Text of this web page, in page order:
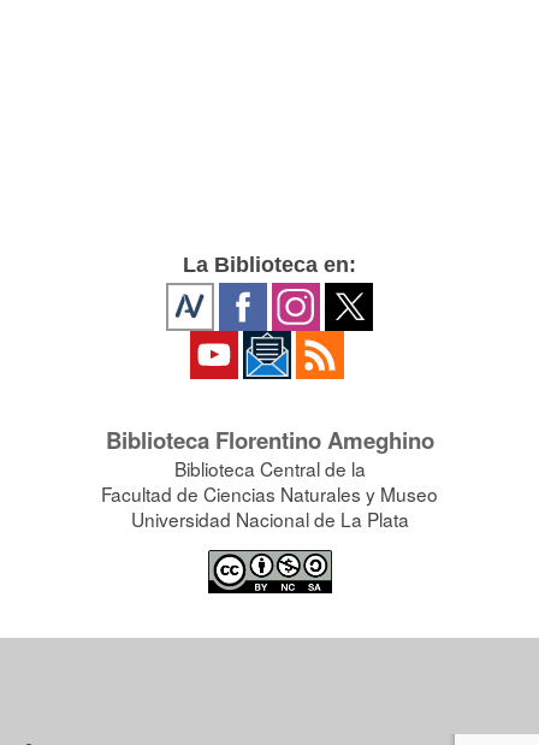
La Biblioteca en:
Biblioteca Florentino Ameghino
Biblioteca Central de la
Facultad de Ciencias Naturales y Museo
Universidad Nacional de La Plata